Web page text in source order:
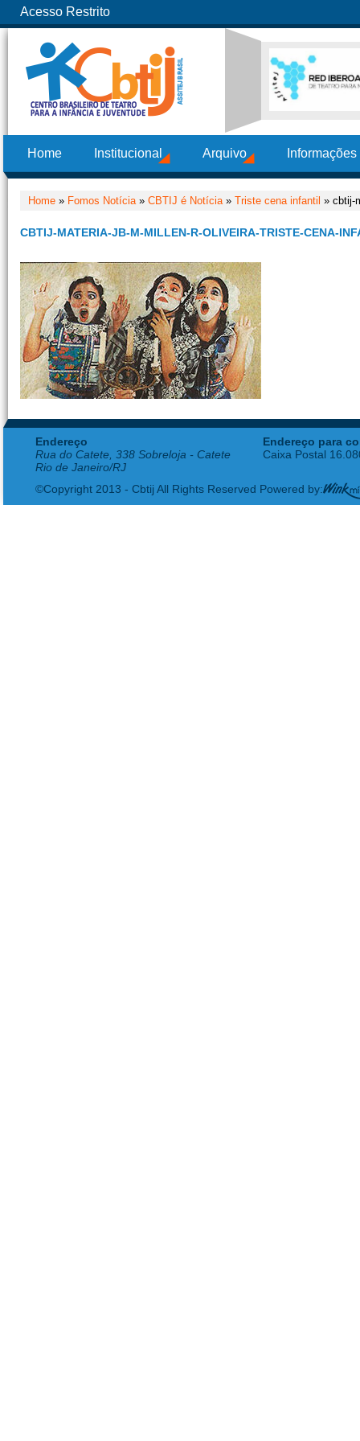
Acesso Restrito
Home Institucional Arquivo
Home » Fomos Notícia» CBTIJ é Notícia» Triste cena infantil » cbtij-
CBTIJ-MATERIA-JB-M-MILLEN-R-OLIVEIRA-TRISTE-CENA-
Endereço
Rua do Catete, 338 Sobreloja - Catete
Rio de Janeiro/RJ
Endereço para
Caixa Postal
©Copyright 2013 - Cbtij All Rights Reserved Powered by: